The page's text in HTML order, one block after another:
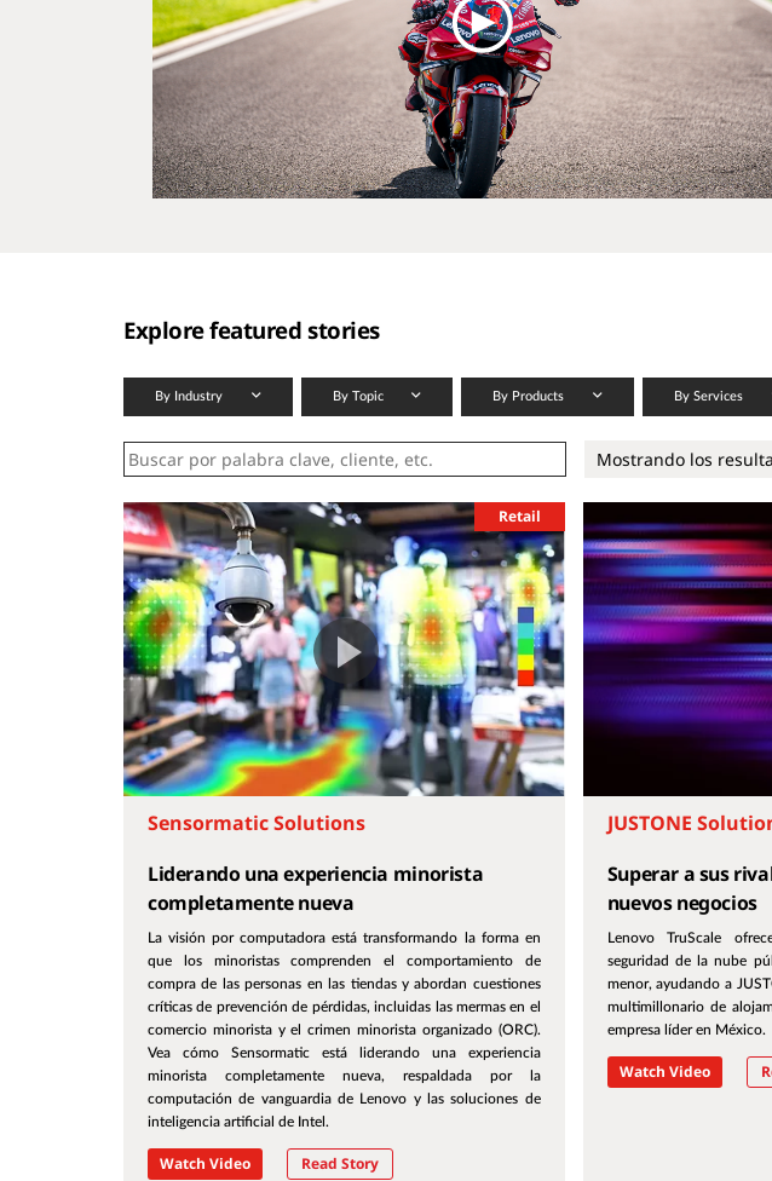
Explore featured stories
By Industry By Topic By Products By Services
Mostrando los
Retail
Sensormatic Solutions
Liderando una experiencia minorista
completamente nueva
La visión por computadora está transformando la forma en
que los minoristas comprenden el comportamiento de
compra de las personas en las tiendas y abordan cuestiones
críticas de prevención de pérdidas, incluidas las mermas en el
comercio minorista y el crimen minorista organizado (ORC).
Vea cómo Sensormatic está liderando una experiencia
minorista completamente nueva, respaldada por la
computación de vanguardia de Lenovo y las soluciones de
inteligencia artificial de Intel.
Watch Video Read Story
JUSTONE
Superar a sus
nuevos negocios
Lenovo TruScale
seguridad de la nube
menor, ayudando a
multimillonario de
empresa líder en México.
Watch Video